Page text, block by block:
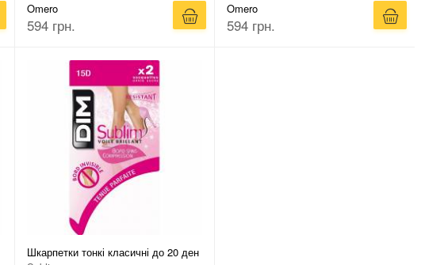
Omero
594 грн.
Omero
594 грн.
Шкарпетки тонкі класичні до 20 ден